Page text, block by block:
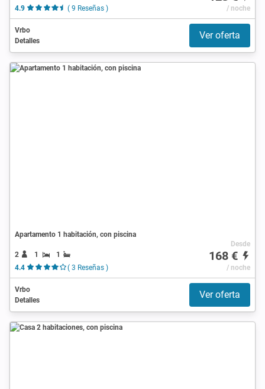
4.9
( 9 Reseñas ) / noche
Vrbo
Detalles
Ver oferta
Apartamento 1 habitación, con piscina
2 1
1
4.4
( 3 Reseñas )
Desde
168 €
/ noche
Vrbo
Detalles
Ver oferta